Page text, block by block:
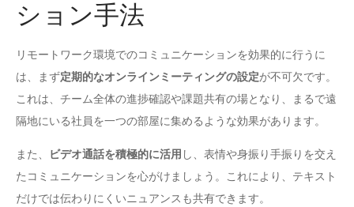
ション手法
リモートワーク環境でのコミュニケーションを効果的に行うに
は、まず定期的なオンラインミーティングの設定が不可欠です。
これは、チーム全体の進捗確認や課題共有の場となり、まるで遠
隔地にいる社員を一つの部屋に集めるような効果があります。
また、 ビデオ通話を積極的に活用 し、表情や身振り手振りを交え
たコミュニケーションを心がけましょう。これにより、テキスト
だけでは伝わりにくいニュアンスも共有できます。